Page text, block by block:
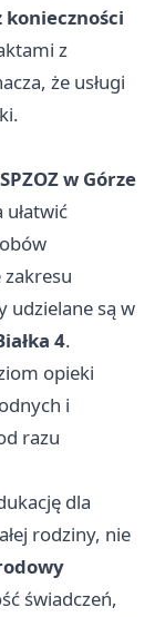
konieczności
z
że usługi
SPZOZ w Górze
ułatwić
zakresu
udzielane są w
4.
opieki
i
razu
dla
rodziny, nie
świadczeń,